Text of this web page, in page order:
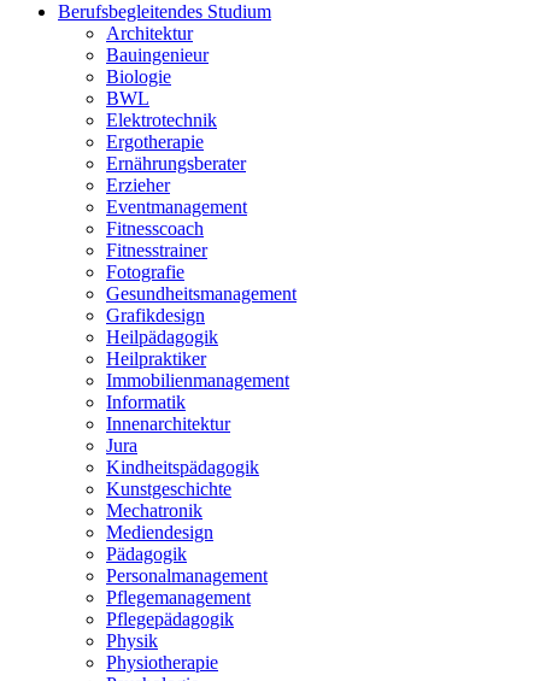
Berufsbegleitendes Studium
Architektur
Bauingenieur
Biologie
BWL
Elektrotechnik
Ergotherapie
Ernährungsberater
Erzieher
Eventmanagement
Fitnesscoach
Fitnesstrainer
Fotografie
Gesundheitsmanagement
Grafikdesign
Heilpädagogik
Heilpraktiker
Immobilienmanagement
Informatik
Innenarchitektur
Jura
Kindheitspädagogik
Kunstgeschichte
Mechatronik
Mediendesign
Pädagogik
Personalmanagement
Pflegemanagement
Pflegepädagogik
Physik
Physiotherapie